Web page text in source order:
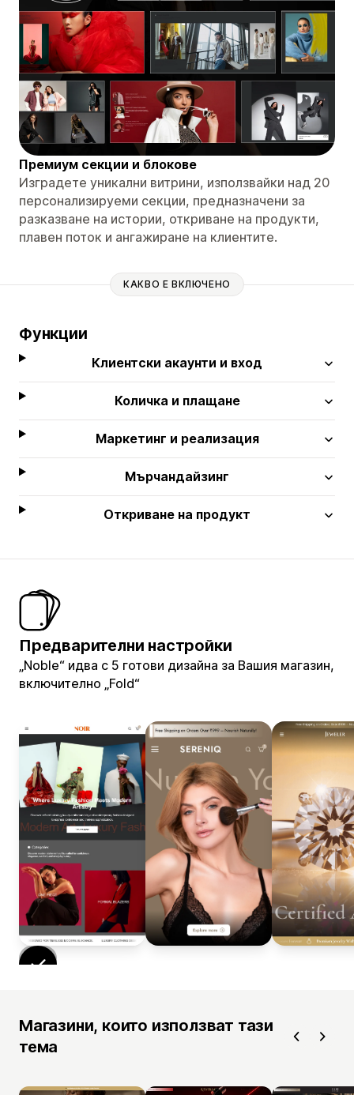
Премиум секции и блокове
Изградете уникални витрини, използвайки над 20
персонализируеми секции, предназначени за
разказване на истории, откриване на продукти,
плавен поток и ангажиране на клиентите.
КАКВО Е ВКЛЮЧЕНО
Функции
Клиентски акаунти и вход
Количка и плащане
Маркетинг и реализация
Мърчандайзинг
Откриване на продукт
Предварителни настройки
„Noble“ идва с 5 готови дизайна за Вашия магазин,
включително „Fold“
Магазини, които използват тази
тема